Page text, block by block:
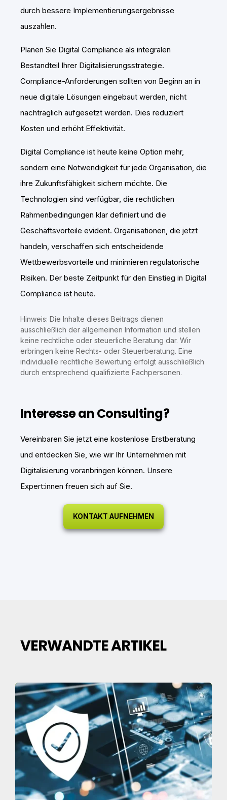
durch bessere Implementierungsergebnisse
auszahlen.
Planen Sie Digital Compliance als integralen
Bestandteil Ihrer Digitalisierungsstrategie.
Compliance-Anforderungen sollten von Beginn an in
neue digitale Lösungen eingebaut werden, nicht
nachträglich aufgesetzt werden. Dies reduziert
Kosten und erhöht Effektivität.
Digital Compliance ist heute keine Option mehr,
sondern eine Notwendigkeit für jede Organisation, die
ihre Zukunftsfähigkeit sichern möchte. Die
Technologien sind verfügbar, die rechtlichen
Rahmenbedingungen klar definiert und die
Geschäftsvorteile evident. Organisationen, die jetzt
handeln, verschaffen sich entscheidende
Wettbewerbsvorteile und minimieren regulatorische
Risiken. Der beste Zeitpunkt für den Einstieg in Digital
Compliance ist heute.
Hinweis: Die Inhalte dieses Beitrags dienen
ausschließlich der allgemeinen Information und stellen
keine rechtliche oder steuerliche Beratung dar. Wir
erbringen keine Rechts- oder Steuerberatung. Eine
individuelle rechtliche Bewertung erfolgt ausschließlich
durch entsprechend qualifizierte Fachpersonen.
Interesse an Consulting?
Vereinbaren Sie jetzt eine kostenlose Erstberatung
und entdecken Sie, wie wir Ihr Unternehmen mit
Digitalisierung voranbringen können. Unsere
Expert:innen freuen sich auf Sie.
KONTAKT AUFNEHMEN
VERWANDTE ARTIKEL